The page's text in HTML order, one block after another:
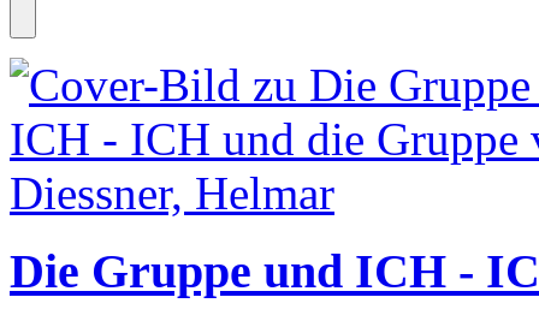
Die Gruppe und ICH -